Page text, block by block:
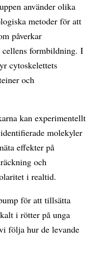
använder olika
metoder för att
påverkar
cellens formbildning. I
cytoskelettets
och
kan experimentellt
molekyler
effekter på
och
i realtid.
för att tillsätta
i rötter på unga
följa hur de levande